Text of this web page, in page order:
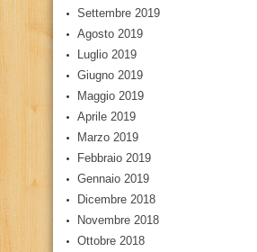
Settembre 2019
Agosto 2019
Luglio 2019
Giugno 2019
Maggio 2019
Aprile 2019
Marzo 2019
Febbraio 2019
Gennaio 2019
Dicembre 2018
Novembre 2018
Ottobre 2018